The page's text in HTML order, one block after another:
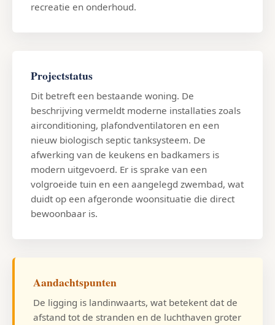
recreatie en onderhoud.
Projectstatus
Dit betreft een bestaande woning. De
beschrijving vermeldt moderne installaties zoals
airconditioning, plafondventilatoren en een
nieuw biologisch septic tanksysteem. De
afwerking van de keukens en badkamers is
modern uitgevoerd. Er is sprake van een
volgroeide tuin en een aangelegd zwembad, wat
duidt op een afgeronde woonsituatie die direct
bewoonbaar is.
Aandachtspunten
De ligging is landinwaarts, wat betekent dat de
afstand tot de stranden en de luchthaven groter